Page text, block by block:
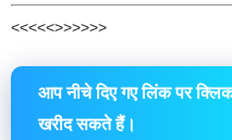
<<<<<>>>>>>
आप नीचे दिए गए लिंक पर
खरीद सकते हैं।